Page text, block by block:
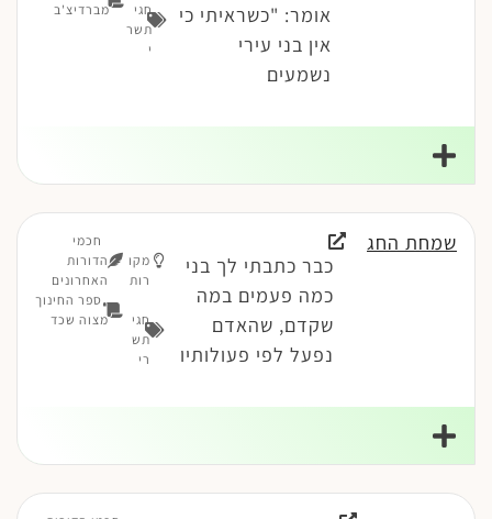
אומר: "כשראיתי כי
אין בני עירי
נשמעים
חגי
תשר
י
מברדיצ'ב
שמחת החג
כבר כתבתי לך בני
כמה פעמים במה
שקדם, שהאדם
נפעל לפי פעולותיו
מקו
רות
חגי
תש
רי
חכמי
הדורות
האחרונים
ספר החינוך
מצוה שכד